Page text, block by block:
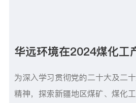
华远环境在2024煤化工
为深入学习贯彻党的二十大及二
精神，探索新疆地区煤矿、煤化